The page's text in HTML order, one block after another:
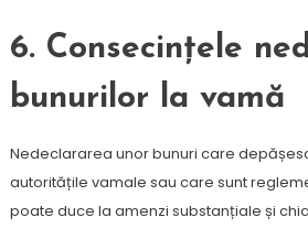
6. Consecințele
bunurilor la vamă
Nedeclararea unor bunuri care
autoritățile vamale sau care sunt
poate duce la amenzi substanțiale și